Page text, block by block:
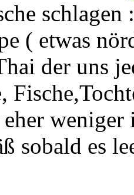
schlagen
( etwas
der uns
weniger
sobald es